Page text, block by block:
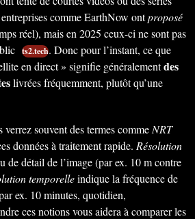
comme EarthNow ontproposé
réel), mais en 2025 ceux-ci ne sont pas
ts2.tech. Donc pour l’instant, ce que
en direct » signifie généralementdes
livrées fréquemment, plutôt qu’une
verrez souvent des termes comme NRT
données à traitement rapide. Résolution
de détail de l’image (par ex. 10 m contre
temporelleindique la fréquence de
ex. 10 minutes, quotidien,
ces notions vous aidera à comparer les